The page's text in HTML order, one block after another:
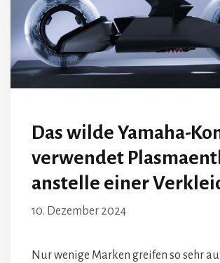
Das wilde Yamaha-
verwendet
anstelle einer
10. Dezember 2024
Nur wenige Marken greifen so sehr